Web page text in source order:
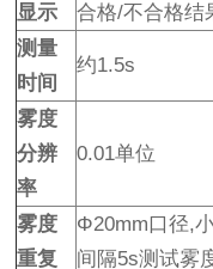
显示
合格/不合格结
测量
时间
约1.5s
雾度
分辨
率
0.01单位
雾度
重复
Φ20mm口径,
间隔5s测试雾